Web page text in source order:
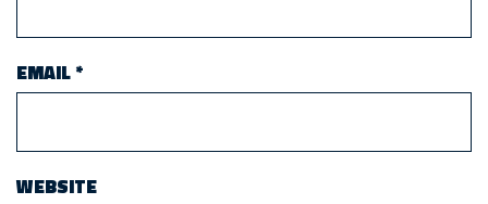
EMAIL*
WEBSITE